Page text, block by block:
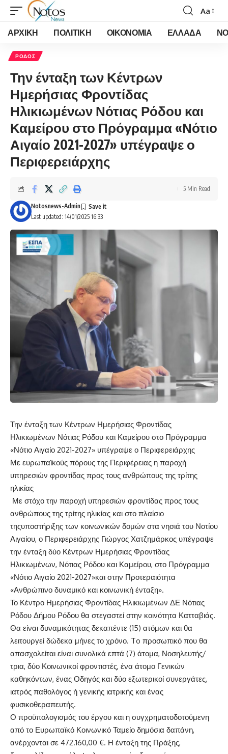
Font
Resizer
Aa
ΑΡΧΙΚΗ ΠΟΛΙΤΙΚΗ ΟΙΚΟΝΟΜΙΑ ΕΛΛΑΔΑ
ΡΟΔΟΣ
Την ένταξη των Κέντρων
Ημερήσιας Φροντίδας
Ηλικιωμένων Νότιας Ρόδου και
Καμείρου στο Πρόγραμμα «Νότιο
Αιγαίο 2021-2027» υπέγραψε ο
Περιφερειάρχης
Last updated: 14/01/2025 16:33
Notosnews-Admin
5 Min Read
Την ένταξη των Κέντρων Ημερήσιας Φροντίδας
Ηλικιωμένων Νότιας Ρόδου και Καμείρου στο Πρόγραμμα
«Νότιο Αιγαίο 2021-2027» υπέγραψε ο Περιφερειάρχης
Με ευρωπαϊκούς πόρους της Περιφέρειας η παροχή
υπηρεσιών φροντίδας προς τους ανθρώπους της τρίτης
ηλικίας
Με στόχο την παροχή υπηρεσιών φροντίδας προς τους
ανθρώπους της τρίτης ηλικίας και στο πλαίσιο
τηςυποστήριξης των κοινωνικών δομών στα νησιά του Νοτίου
Αιγαίου, ο Περιφερειάρχης Γιώργος Χατζημάρκος υπέγραψε
την ένταξη δύο Κέντρων Ημερήσιας Φροντίδας
Ηλικιωμένων, Νότιας Ρόδου και Καμείρου, στο Πρόγραμμα
«Νότιο Αιγαίο 2021-2027»και στην Προτεραιότητα
«Ανθρώπινο δυναμικό και κοινωνική ένταξη».
Το Κέντρο Ημερήσιας Φροντίδας Ηλικιωμένων ΔΕ Νότιας
Ρόδου Δήμου Ρόδου θα στεγαστεί στην κοινότητα Κατταβιάς.
Θα είναι δυναμικότητας δεκαπέντε (15) ατόμων και θα
λειτουργεί δώδεκα μήνες το χρόνο. To προσωπικό που θα
απασχολείται είναι συνολικά επτά (7) άτομα, Νοσηλευτής/
τρια, δύο Κοινωνικοί φροντιστές, ένα άτομο Γενικών
καθηκόντων, ένας Οδηγός και δύο εξωτερικοί συνεργάτες,
ιατρός παθολόγος ή γενικής ιατρικής και ένας
φυσικοθεραπευτής.
Ο προϋπολογισμός του έργου και η συγχρηματοδοτούμενη
από το Ευρωπαϊκό Κοινωνικό Ταμείο δημόσια δαπάνη,
ανέρχονται σε 472.160,00 €. Η ένταξη της Πράξης,